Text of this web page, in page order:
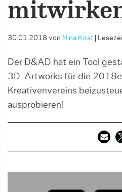
30.01.2018 von Nina Kirst
Der D&AD hat ein Tool
3D-Artworks für die
Kreativenvereins
ausprobieren!